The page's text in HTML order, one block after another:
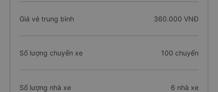
Giá vé trung bình 360.000 VNĐ
Số lượng chuyến xe 100 chuyến
Số lượng nhà xe 6 nhà xe